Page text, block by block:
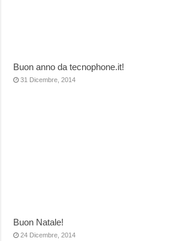
Buon anno da tecnophone.it!
31 Dicembre, 2014
Buon Natale!
24 Dicembre, 2014